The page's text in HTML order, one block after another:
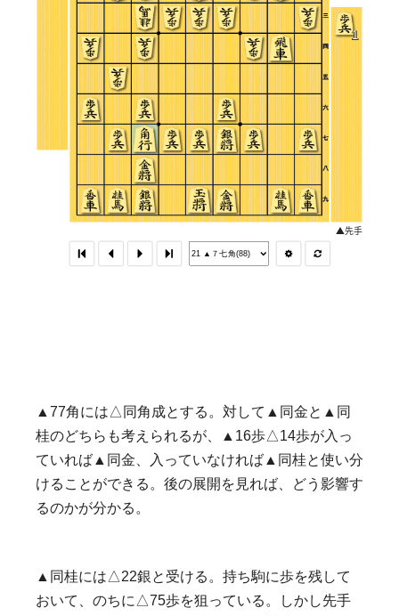
▲77角には△同角成とする。対して▲同金と▲同
桂のどちらも考えられるが、▲16歩△14歩が入っ
ていれば▲同金、入っていなければ▲同桂と使い分
けることができる。後の展開を見れば、どう影響す
るのかが分かる。
▲同桂には△22銀と受ける。持ち駒に歩を残して
おいて、のちに△75歩を狙っている。しかし先手